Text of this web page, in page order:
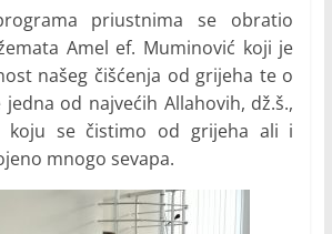
priustnima se obratio
Amel ef. Muminović koji je
našeg čišćenja od grijeha te o
od najvećih Allahovih, dž.š.,
koju se čistimo od grijeha ali i
mnogo sevapa.